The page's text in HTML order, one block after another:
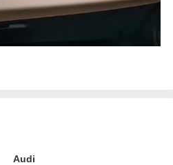
Audi